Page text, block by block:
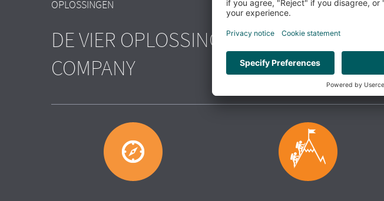
OPLOSSINGEN
DE VIER OPLOSSINGEN VAN BRIGHT &
COMPANY